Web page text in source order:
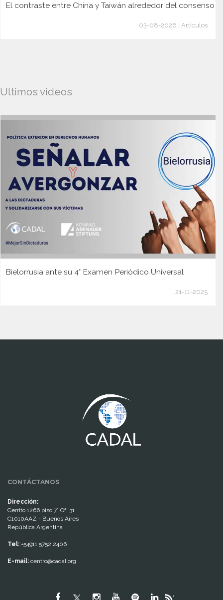
El contraste entre China y Taiwán alrededor del consenso
03-08-2026 | Artículos
Ultimos videos
Bielorrusia ante su 4° Examen Periódico Universal
21-11-2025
CONTÁCTANOS
Dirección:
Cerrito 1266 piso 7° Of. 31
C1010AAZ - Buenos Aires
República Argentina
Tel: +54911 5752 2406
E-mail: centro@cadal.org
"